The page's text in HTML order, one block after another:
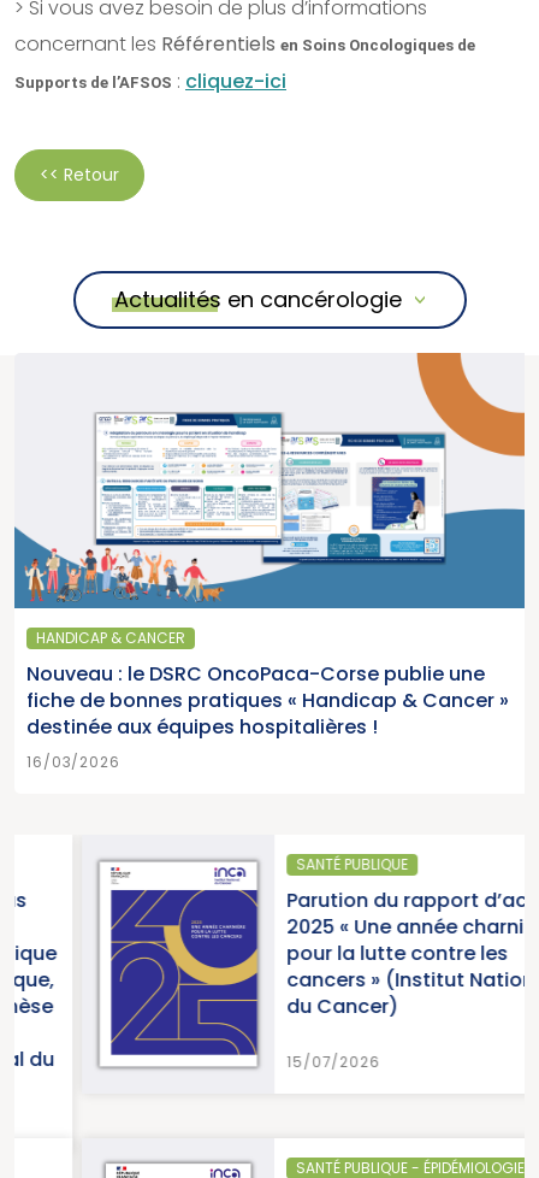
> Si vous avez besoin de plus d’informations
concernant les Référentiels en Soins Oncologiques de
Supports de l’AFSOS : cliquez-ici
<< Retour
Actualités en cancérologie
HANDICAP & CANCER
Nouveau : le DSRC OncoPaca-Corse publie une
fiche de bonnes pratiques « Handicap & Cancer »
destinée aux équipes hospitalières !
16/03/2026
SANTÉ PUBLIQUE
Parution du rapport d’activité
2025 « Une année charnière
pour la lutte contre les
cancers » (Institut National
du Cancer)
15/07/2026
SANTÉ PUBLIQUE - ÉPIDÉMIOLOGIE